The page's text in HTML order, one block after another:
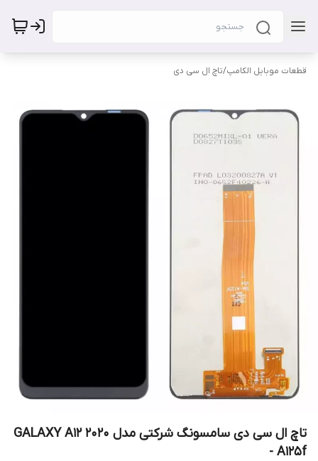
قطعات موبایل الکامپ/تاچ ال سی دی
تاچ ال سی دی سامسونگ شرکتی مدل GALAXY A12 2020
- A125f